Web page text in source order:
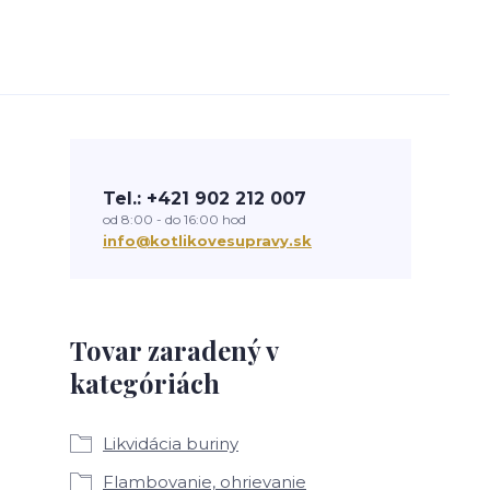
Tovar zaradený v
kategóriách
Likvidácia buriny
Flambovanie, ohrievanie
Tel.: +421 902 212 007
od 8:00 - do 16:00 hod
info@kotlikovesupravy.sk